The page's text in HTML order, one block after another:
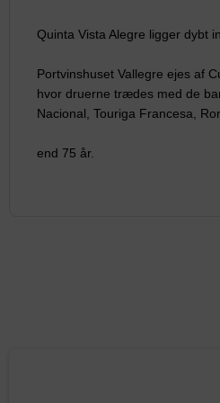
Quinta Vista Alegre ligger dybt
Portvinshuset Vallegre ejes af
hvor druerne trædes med de
Nacional, Touriga Francesa,
end 75 år.